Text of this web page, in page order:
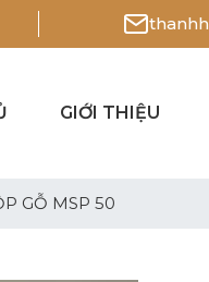
GIỚI THIỆU
GỖ MSP 50